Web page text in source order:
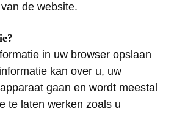
de website.
in uw browser opslaan
kan over u, uw
gaan en wordt meestal
te laten werken zoals u